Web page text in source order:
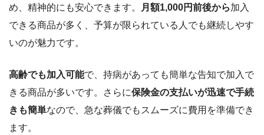
め、精神的にも安心できます。
月額1,000円前後から加入
できる商品が多く、予算が限られている人でも継続しやす
いのが魅力です。
高齢でも加入可能で、持病があっても簡単な告知で加入で
きる商品が多いです。さらに保険金の支払いが迅速で手続
きも簡単なので、急な葬儀でもスムーズに費用を準備でき
ます。